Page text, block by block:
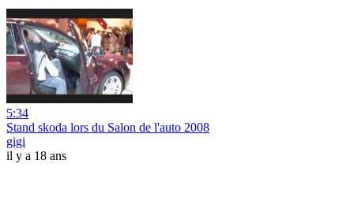
5:34
Stand skoda lors du Salon de l'auto 2008
gigi
il y a 18 ans